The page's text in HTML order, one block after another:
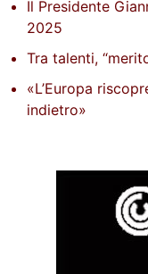
Il Presidente
2025
Tra talenti,
«L’Europa
indietro»